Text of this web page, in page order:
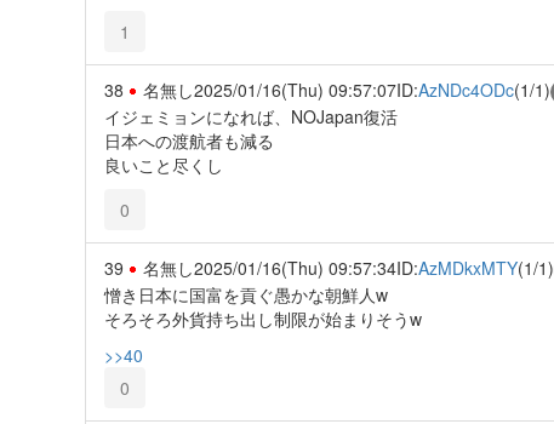
1
38 名無し2025/01/16(Thu) 09:57:07ID:AzNDc4ODc(1/1)
イジェミョンになれば、NOJapan復活
日本への渡航者も減る
良いこと尽くし
0
39 名無し2025/01/16(Thu) 09:57:34ID:AzMDkxMTY(1/1)
憎き日本に国富を貢ぐ愚かな朝鮮人w
そろそろ外貨持ち出し制限が始まりそうw
>>40
0